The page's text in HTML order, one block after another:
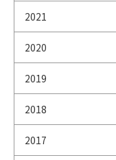
2021
2020
2019
2018
2017